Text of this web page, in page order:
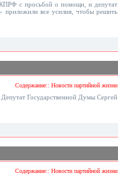
КПРФ с просьбой о помощи, и депутат
приложили все усилия, чтобы решить
Содержание:: Новости партийной жизни
Государственной Думы Сергей
Содержание:: Новости партийной жизни